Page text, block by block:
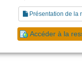
Présentation de la
Accéder à la